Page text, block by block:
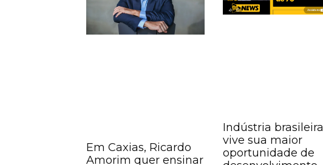
Em Caxias, Ricardo
Amorim quer ensinar
Indústria brasileira
vive sua maior
oportunidade de